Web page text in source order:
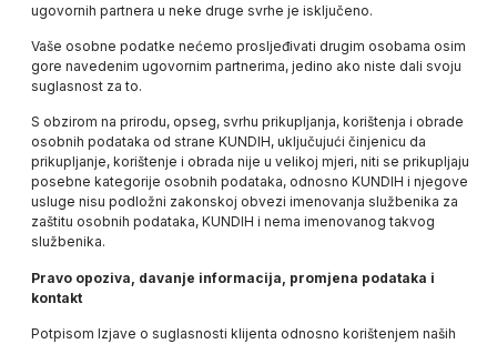
ugovornih partnera u neke druge svrhe je isključeno.
Vaše osobne podatke nećemo prosljeđivati drugim osobama osim
gore navedenim ugovornim partnerima, jedino ako niste dali svoju
suglasnost za to.
S obzirom na prirodu, opseg, svrhu prikupljanja, korištenja i obrade
osobnih podataka od strane KUNDIH, uključujući činjenicu da
prikupljanje, korištenje i obrada nije u velikoj mjeri, niti se prikupljaju
posebne kategorije osobnih podataka, odnosno KUNDIH i njegove
usluge nisu podložni zakonskoj obvezi imenovanja službenika za
zaštitu osobnih podataka, KUNDIH i nema imenovanog takvog
službenika.
Pravo opoziva, davanje informacija, promjena podataka i
kontakt
Potpisom Izjave o suglasnosti klijenta odnosno korištenjem naših